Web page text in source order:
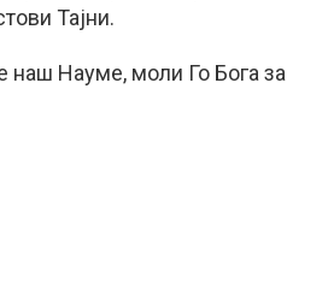
Тајни.
наш Науме, моли Го Бога за